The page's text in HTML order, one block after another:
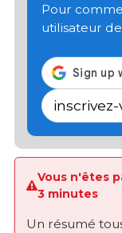
Pour
utilisateur
inscrivez-
Vous n'êtes
3 minutes
Un résumé